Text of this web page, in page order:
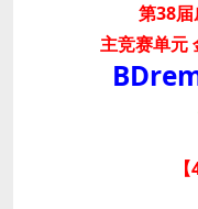
第38
主竞赛单元